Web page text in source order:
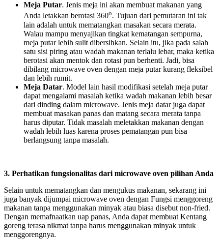
Meja Putar. Jenis meja ini akan membuat makanan yang
Anda letakkan berotasi 360o. Tujuan dari pemutaran ini tak
lain adalah untuk mematangkan masakan secara merata.
Walau mampu menyajikan tingkat kematangan sempurna,
meja putar lebih sulit dibersihkan. Selain itu, jika pada salah
satu sisi piring atau wadah makanan terlalu lebar, maka ketika
berotasi akan mentok dan rotasi pun berhenti. Jadi, bisa
dibilang microwave oven dengan meja putar kurang fleksibel
dan lebih rumit.
Meja Datar. Model lain hasil modifikasi setelah meja putar
dapat mengalami masalah ketika wadah makanan lebih besar
dari dinding dalam microwave. Jenis meja datar juga dapat
membuat masakan panas dan matang secara merata tanpa
harus diputar. Tidak masalah meletakkan makanan dengan
wadah lebih luas karena proses pematangan pun bisa
berlangsung tanpa masalah.
3. Perhatikan fungsionalitas dari microwave oven pilihan Anda
Selain untuk mematangkan dan mengukus makanan, sekarang ini
juga banyak dijumpai microwave oven dengan Fungsi menggoreng
makanan tanpa menggunakan minyak atau biasa disebut non-fried.
Dengan memafnaatkan uap panas, Anda dapat membuat Kentang
goreng terasa nikmat tanpa harus menggunakan minyak untuk
menggorengnya.